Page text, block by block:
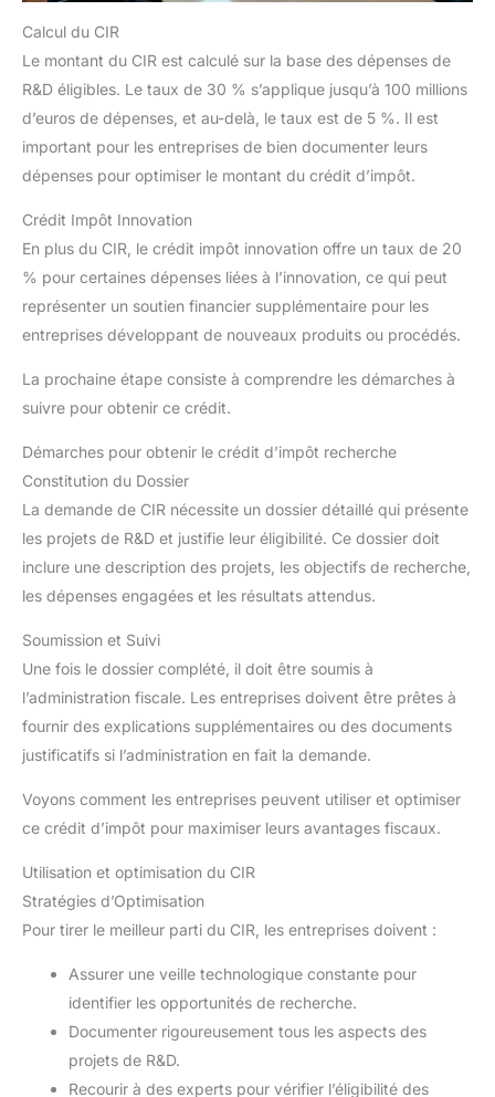
Calcul du CIR
Le montant du CIR est calculé sur la base des dépenses de
R&D éligibles. Le taux de 30 % s’applique jusqu’à 100 millions
d’euros de dépenses, et au-delà, le taux est de 5 %. Il est
important pour les entreprises de bien documenter leurs
dépenses pour optimiser le montant du crédit d’impôt.
Crédit Impôt Innovation
En plus du CIR, le crédit impôt innovation offre un taux de 20
% pour certaines dépenses liées à l’innovation, ce qui peut
représenter un soutien financier supplémentaire pour les
entreprises développant de nouveaux produits ou procédés.
La prochaine étape consiste à comprendre les démarches à
suivre pour obtenir ce crédit.
Démarches pour obtenir le crédit d’impôt recherche
Constitution du Dossier
La demande de CIR nécessite un dossier détaillé qui présente
les projets de R&D et justifie leur éligibilité. Ce dossier doit
inclure une description des projets, les objectifs de recherche,
les dépenses engagées et les résultats attendus.
Soumission et Suivi
Une fois le dossier complété, il doit être soumis à
l’administration fiscale. Les entreprises doivent être prêtes à
fournir des explications supplémentaires ou des documents
justificatifs si l’administration en fait la demande.
Voyons comment les entreprises peuvent utiliser et optimiser
ce crédit d’impôt pour maximiser leurs avantages fiscaux.
Utilisation et optimisation du CIR
Stratégies d’Optimisation
Pour tirer le meilleur parti du CIR, les entreprises doivent :
Assurer une veille technologique constante pour
identifier les opportunités de recherche.
Documenter rigoureusement tous les aspects des
projets de R&D.
Recourir à des experts pour vérifier l’éligibilité des